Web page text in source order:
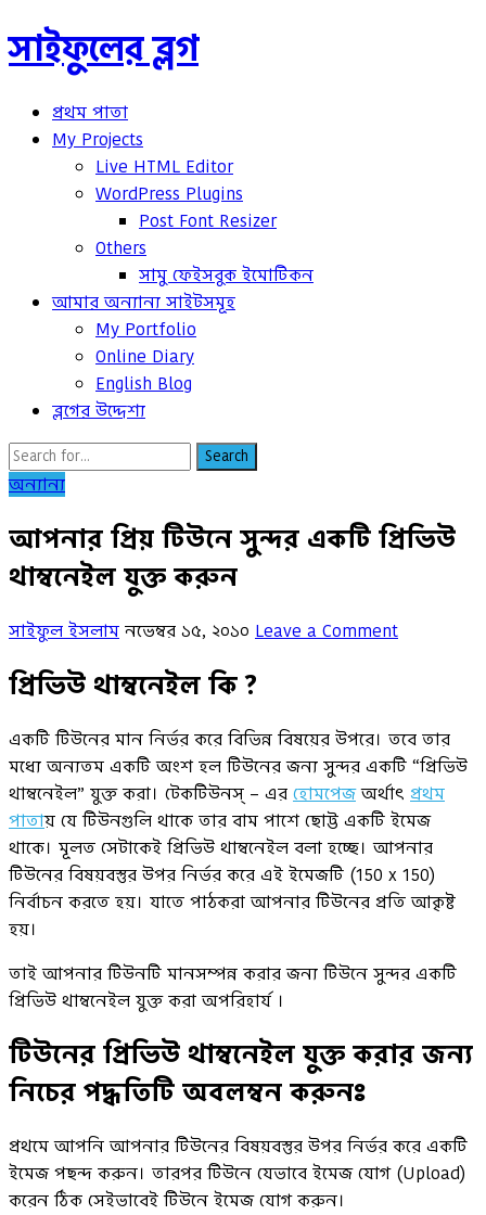
সাইফুলের ব্লগ
প্রথম পাতা
My Projects
Live HTML Editor
WordPress Plugins
Post Font Resizer
Others
সামু ফেইসবুক ইমোটিকন
আমার অন্যান্য সাইটসমূহ
My Portfolio
Online Diary
English Blog
ব্লগের উদ্দেশ্য
Search
অন্যান্য
আপনার প্রিয় টিউনে সুন্দর একটি প্রিভিউ
থাম্বনেইল যুক্ত করুন
সাইফুল ইসলাম নভেম্বর ১৫, ২০১০ Leave a Comment
প্রিভিউ থাম্বনেইল কি ?
একটি টিউনের মান নির্ভর করে বিভিন্ন বিষয়ের উপরে। তবে তার
মধ্যে অন্যতম একটি অংশ হল টিউনের জন্য সুন্দর একটি “প্রিভিউ
থাম্বনেইল” যুক্ত করা। টেকটিউনস্ – এর হোমপেজঅর্থাৎ প্রথম
পাতায় যে টিউনগুলি থাকে তার বাম পাশে ছোট্ট একটি ইমেজ
থাকে। মূলত সেটাকেই প্রিভিউ থাম্বনেইল বলা হচ্ছে। আপনার
টিউনের বিষয়বস্তুর উপর নির্ভর করে এই ইমেজটি (150 x 150)
নির্বাচন করতে হয়। যাতে পাঠকরা আপনার টিউনের প্রতি আকৃষ্ট
হয়।
তাই আপনার টিউনটি মানসম্পন্ন করার জন্য টিউনে সুন্দর একটি
প্রিভিউ থাম্বনেইল যুক্ত করা অপরিহার্য ।
টিউনের প্রিভিউ থাম্বনেইল যুক্ত করার জন্য
নিচের পদ্ধতিটি অবলম্বন করুনঃ
প্রথমে আপনি আপনার টিউনের বিষয়বস্তুর উপর নির্ভর করে একটি
ইমেজ পছন্দ করুন। তারপর টিউনে যেভাবে ইমেজ যোগ (Upload)
করেন ঠিক সেইভাবেই টিউনে ইমেজ যোগ করুন।